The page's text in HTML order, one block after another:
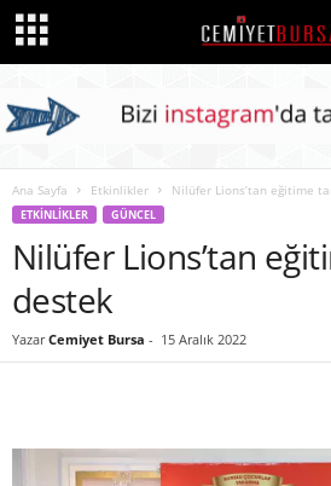
Ana Sayfa Etkinlikler Nilüfer Lions’tan eğitime
ETKINLIKLER GÜNCEL
Nilüfer Lions’tan
destek
Yazar Cemiyet Bursa - 15 Aralık 2022